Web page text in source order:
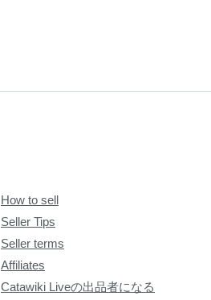
How to sell
Seller Tips
Seller terms
Affiliates
Catawiki Liveの出品者になる